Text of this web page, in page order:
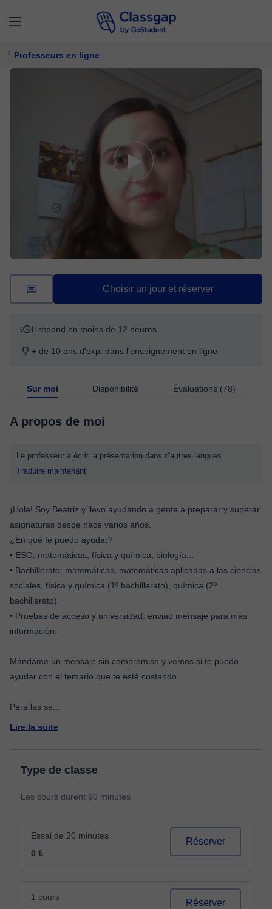
Professeurs en ligne
Choisir un jour et réserver
Il répond en moins de 12 heures
+ de 10 ans d'exp. dans l'enseignement en ligne
Sur moi Disponibilité Évaluations (78)
A propos de moi
Le professeur a écrit la présentation dans d'autres langues
Traduire maintenant
¡Hola! Soy Beatriz y llevo ayudando a gente a preparar y superar
asignaturas desde hace varios años.
¿En qué te puedo ayudar?
• ESO: matemáticas, física y química, biología...
• Bachillerato: matemáticas, matemáticas aplicadas a las ciencias
sociales, física y química (1º bachillerato), química (2º
bachillerato).
• Pruebas de acceso y universidad: enviad mensaje para más
información.
Mándame un mensaje sin compromiso y vemos si te puedo
ayudar con el temario que te esté costando.
Para las se
Lire la suite
Type de classe
Les cours durent 60 minutes
Essai de 20 minutes
0 €
Réserver
1 cours
Réserver